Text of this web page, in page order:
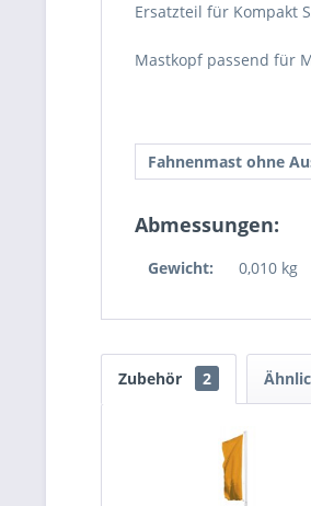
Ersatzteil für Kompakt
Mastkopf passend für
Fahnenmast ohne
Abmessungen:
Gewicht: 0,010 kg
Zubehör 2